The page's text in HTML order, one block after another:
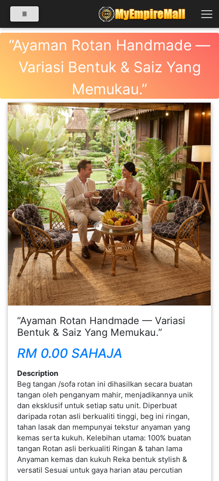
“Ayaman Rotan Handmade —
Variasi Bentuk & Saiz Yang
Memukau.”
Previous Next
“Ayaman Rotan Handmade — Variasi
Bentuk & Saiz Yang Memukau.”
RM 0.00 SAHAJA
Description
Beg tangan /sofa rotan ini dihasilkan secara buatan
tangan oleh penganyam mahir, menjadikannya unik
dan eksklusif untuk setiap satu unit. Diperbuat
daripada rotan asli berkualiti tinggi, beg ini ringan,
tahan lasak dan mempunyai tekstur anyaman yang
kemas serta kukuh. Kelebihan utama: 100% buatan
tangan Rotan asli berkualiti Ringan & tahan lama
Anyaman kemas dan kukuh Reka bentuk stylish &
versatil Sesuai untuk gaya harian atau percutian
SELECT CATEGORY
PRODUK(0)
BABIES(0)
KESIHATAN(80)
PERNIAGAAN
RUNCIT(1)
FESYEN
WANITA(0)
KECANTIKAN(7)
LELAKI(0)
MINYAK
PENDIDIKAN(19)
DERMA
DAN
INFAK(0)